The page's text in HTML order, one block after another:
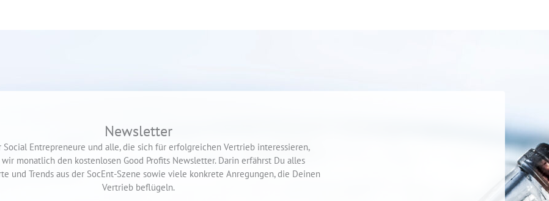
Newsletter
Social Entrepreneure und alle, die sich für erfolgreichen Vertrieb interessieren,
monatlich den kostenlosen Good Profits Newsletter. Darin erfährst Du alles
und Trends aus der SocEnt-Szene sowie viele konkrete Anregungen, die Deinen
Vertrieb beflügeln.